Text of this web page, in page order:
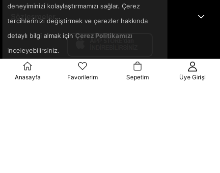
Sözleşmeler
deneyiminizi kolaylaştırmamızı sağlar. Çerez
tercihlerinizi değiştirmek ve çerezler hakkında
detaylı bilgi almak için Çerez Politikamızı
inceleyebilirsiniz.
Anasayfa Favorilerim Sepetim Üye Girişi